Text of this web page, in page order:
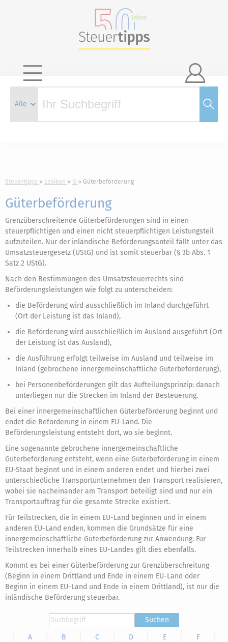

Steuertipps Lexikon G Güterbeförderung
Güterbeförderung
Grenzüberschreitende Güterbeförderungen sind in einen
steuerpflichtigen und einen nicht steuerpflichtigen Leistungsteil
aufzuteilen. Nur der inländische Beförderungsanteil fällt unter das
Umsatzsteuergesetz (UStG) und ist somit steuerbar (§ 3b Abs. 1
Satz 2 UStG).
Nach den Bestimmungen des Umsatzsteuerrechts sind
Beförderungsleistungen wie folgt zu unterscheiden:
die Beförderung wird ausschließlich im Inland durchgeführt
(Ort der Leistung ist das Inland),
die Beförderung wird ausschließlich im Ausland ausgeführt (Ort
der Leistung ist das Ausland),
die Ausführung erfolgt teilweise im Ausland und teilweise im
Inland (gebrochene innergemeinschaftliche Güterbeförderung),
bei Personenbeförderungen gilt das Aufteilungsprinzip: danach
unterliegen nur die Strecken im Inland der Besteuerung.
Bei einer innergemeinschaftlichen Güterbeförderung beginnt und
endet die Beförderung in einem EU-Land. Die
Beförderungsleistung entsteht dort, wo sie beginnt.
Eine sogenannte gebrochene innergemeinschaftliche
Güterbeförderung entsteht, wenn eine Güterbeförderung in einem
EU-Staat beginnt und in einem anderen endet und hierbei zwei
unterschiedliche Transportunternehmen den Transport realisieren,
wobei sie nacheinander am Transport beteiligt sind und nur ein
Transportauftrag für die gesamte Strecke existiert.
Für Teilstrecken, die in einem EU-Land beginnen und in einem
anderen EU-Land enden, kommen die Grundsätze für eine
innergemeinschaftliche Güterbeförderung zur Anwendung. Für
Teilstrecken innerhalb eines EU-Landes gilt dies ebenfalls.
Kommt es bei einer Güterbeförderung zur Grenzüberschreitung
(Beginn in einem Drittland und Ende in einem EU-Land oder
Beginn in einem EU-Land und Ende in einem Drittland), ist nur die
inländische Beförderung steuerbar.
Suchen
A
B C D E
F